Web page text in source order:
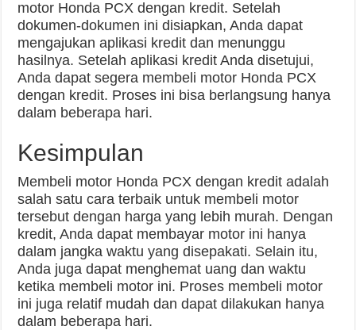
motor Honda PCX dengan kredit. Setelah
dokumen-dokumen ini disiapkan, Anda dapat
mengajukan aplikasi kredit dan menunggu
hasilnya. Setelah aplikasi kredit Anda disetujui,
Anda dapat segera membeli motor Honda PCX
dengan kredit. Proses ini bisa berlangsung hanya
dalam beberapa hari.
Kesimpulan
Membeli motor Honda PCX dengan kredit adalah
salah satu cara terbaik untuk membeli motor
tersebut dengan harga yang lebih murah. Dengan
kredit, Anda dapat membayar motor ini hanya
dalam jangka waktu yang disepakati. Selain itu,
Anda juga dapat menghemat uang dan waktu
ketika membeli motor ini. Proses membeli motor
ini juga relatif mudah dan dapat dilakukan hanya
dalam beberapa hari.